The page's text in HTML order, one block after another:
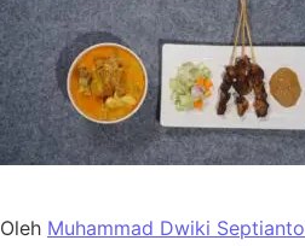
Oleh Muhammad Dwiki Septianto